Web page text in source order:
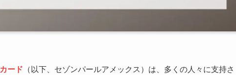
ード （以下、セゾンパールアメックス）は、多くの人々に支持さ